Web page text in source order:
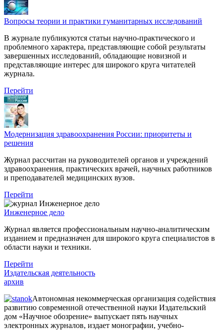
Вопросы теории и практики гуманитарных исследований
В журнале публикуются статьи научно-практического и
проблемного характера, представляющие собой результаты
завершенных исследований, обладающие новизной и
представляющие интерес для широкого круга читателей
журнала.
Перейти
Модернизация здравоохранения России: приоритеты и
решения
Журнал рассчитан на руководителей органов и учреждений
здравоохранения, практических врачей, научных работников
и преподавателей медицинских вузов.
Перейти
Инженерное дело
Журнал является профессиональным научно-аналитическим
изданием и предназначен для широкого круга специалистов в
области науки и техники.
Перейти
Издательская деятельность
архив
Автономная некоммерческая организация содействия
развитию современной отечественной науки Издательский
дом «Научное обозрение» выпускает пять научных
электронных журналов, издает монографии, учебно-